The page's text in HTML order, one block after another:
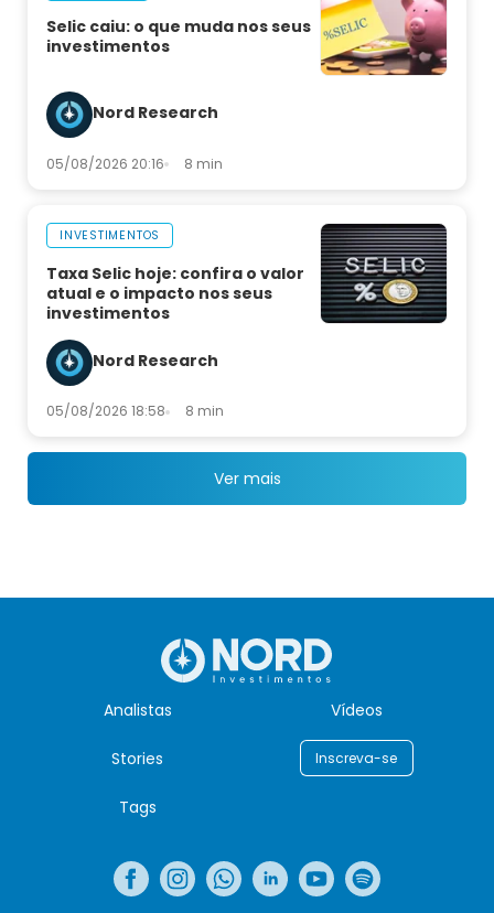
Selic caiu: o que muda nos seus
investimentos
Nord Research
05/08/2026 20:16 8 min
INVESTIMENTOS
Taxa Selic hoje: confira o valor
atual e o impacto nos seus
investimentos
Nord Research
05/08/2026 18:58 8 min
Ver mais
Analistas Vídeos
Stories Inscreva-se
Tags